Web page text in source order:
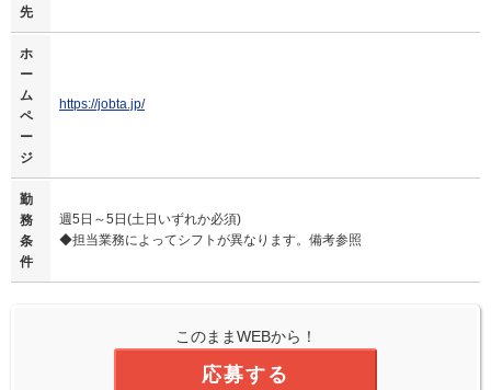
先
ホ
ー
ム
ペ
ー
ジ
https://jobta.jp/
勤
務
条
件
週5日～5日(土日いずれか必須)
◆担当業務によってシフトが異なります。備考参照
このままWEBから！
応募する